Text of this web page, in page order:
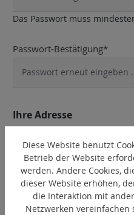
Das Passwort muss
Passwort-Bestätigung*
Ihre Adresse
Straße und Hausnummer*
PLZ Ort*
Diese Website benutzt
Betrieb der Website
werden. Andere Cookies,
dieser Website erhöhen,
die Interaktion mit
Netzwerken